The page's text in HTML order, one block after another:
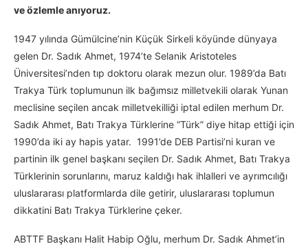
ve özlemle anıyoruz.
1947 yılında Gümülcine’nin Küçük Sirkeli köyünde dünyaya
gelen Dr. Sadık Ahmet, 1974’te Selanik Aristoteles
Üniversitesi’nden tıp doktoru olarak mezun olur. 1989’da Batı
Trakya Türk toplumunun ilk bağımsız milletvekili olarak Yunan
meclisine seçilen ancak milletvekilliği iptal edilen merhum Dr.
Sadık Ahmet, Batı Trakya Türklerine “Türk” diye hitap ettiği için
1990’da iki ay hapis yatar. 1991’de DEB Partisi’ni kuran ve
partinin ilk genel başkanı seçilen Dr. Sadık Ahmet, Batı Trakya
Türklerinin sorunlarını, maruz kaldığı hak ihlalleri ve ayrımcılığı
uluslararası platformlarda dile getirir, uluslararası toplumun
dikkatini Batı Trakya Türklerine çeker.
ABTTF Başkanı Halit Habip Oğlu, merhum Dr. Sadık Ahmet’in